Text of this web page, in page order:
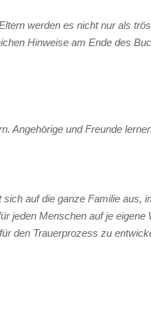
werden es nicht nur als
Hinweise am Ende des
Angehörige und Freunde
auf die ganze Familie aus,
jeden Menschen auf je eigene
den Trauerprozess zu